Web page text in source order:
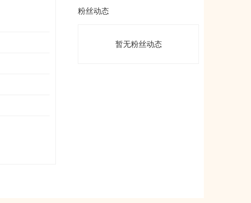
粉丝动态
暂无粉丝动态